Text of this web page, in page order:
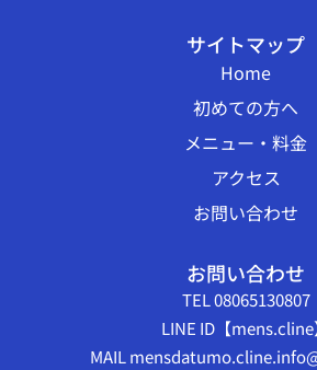
サイトマップ
Home
初めての方へ
メニュー・料金
アクセス
お問い合わせ
お問い合わせ
TEL 08065130807
LINE ID【mens.cline
MAIL